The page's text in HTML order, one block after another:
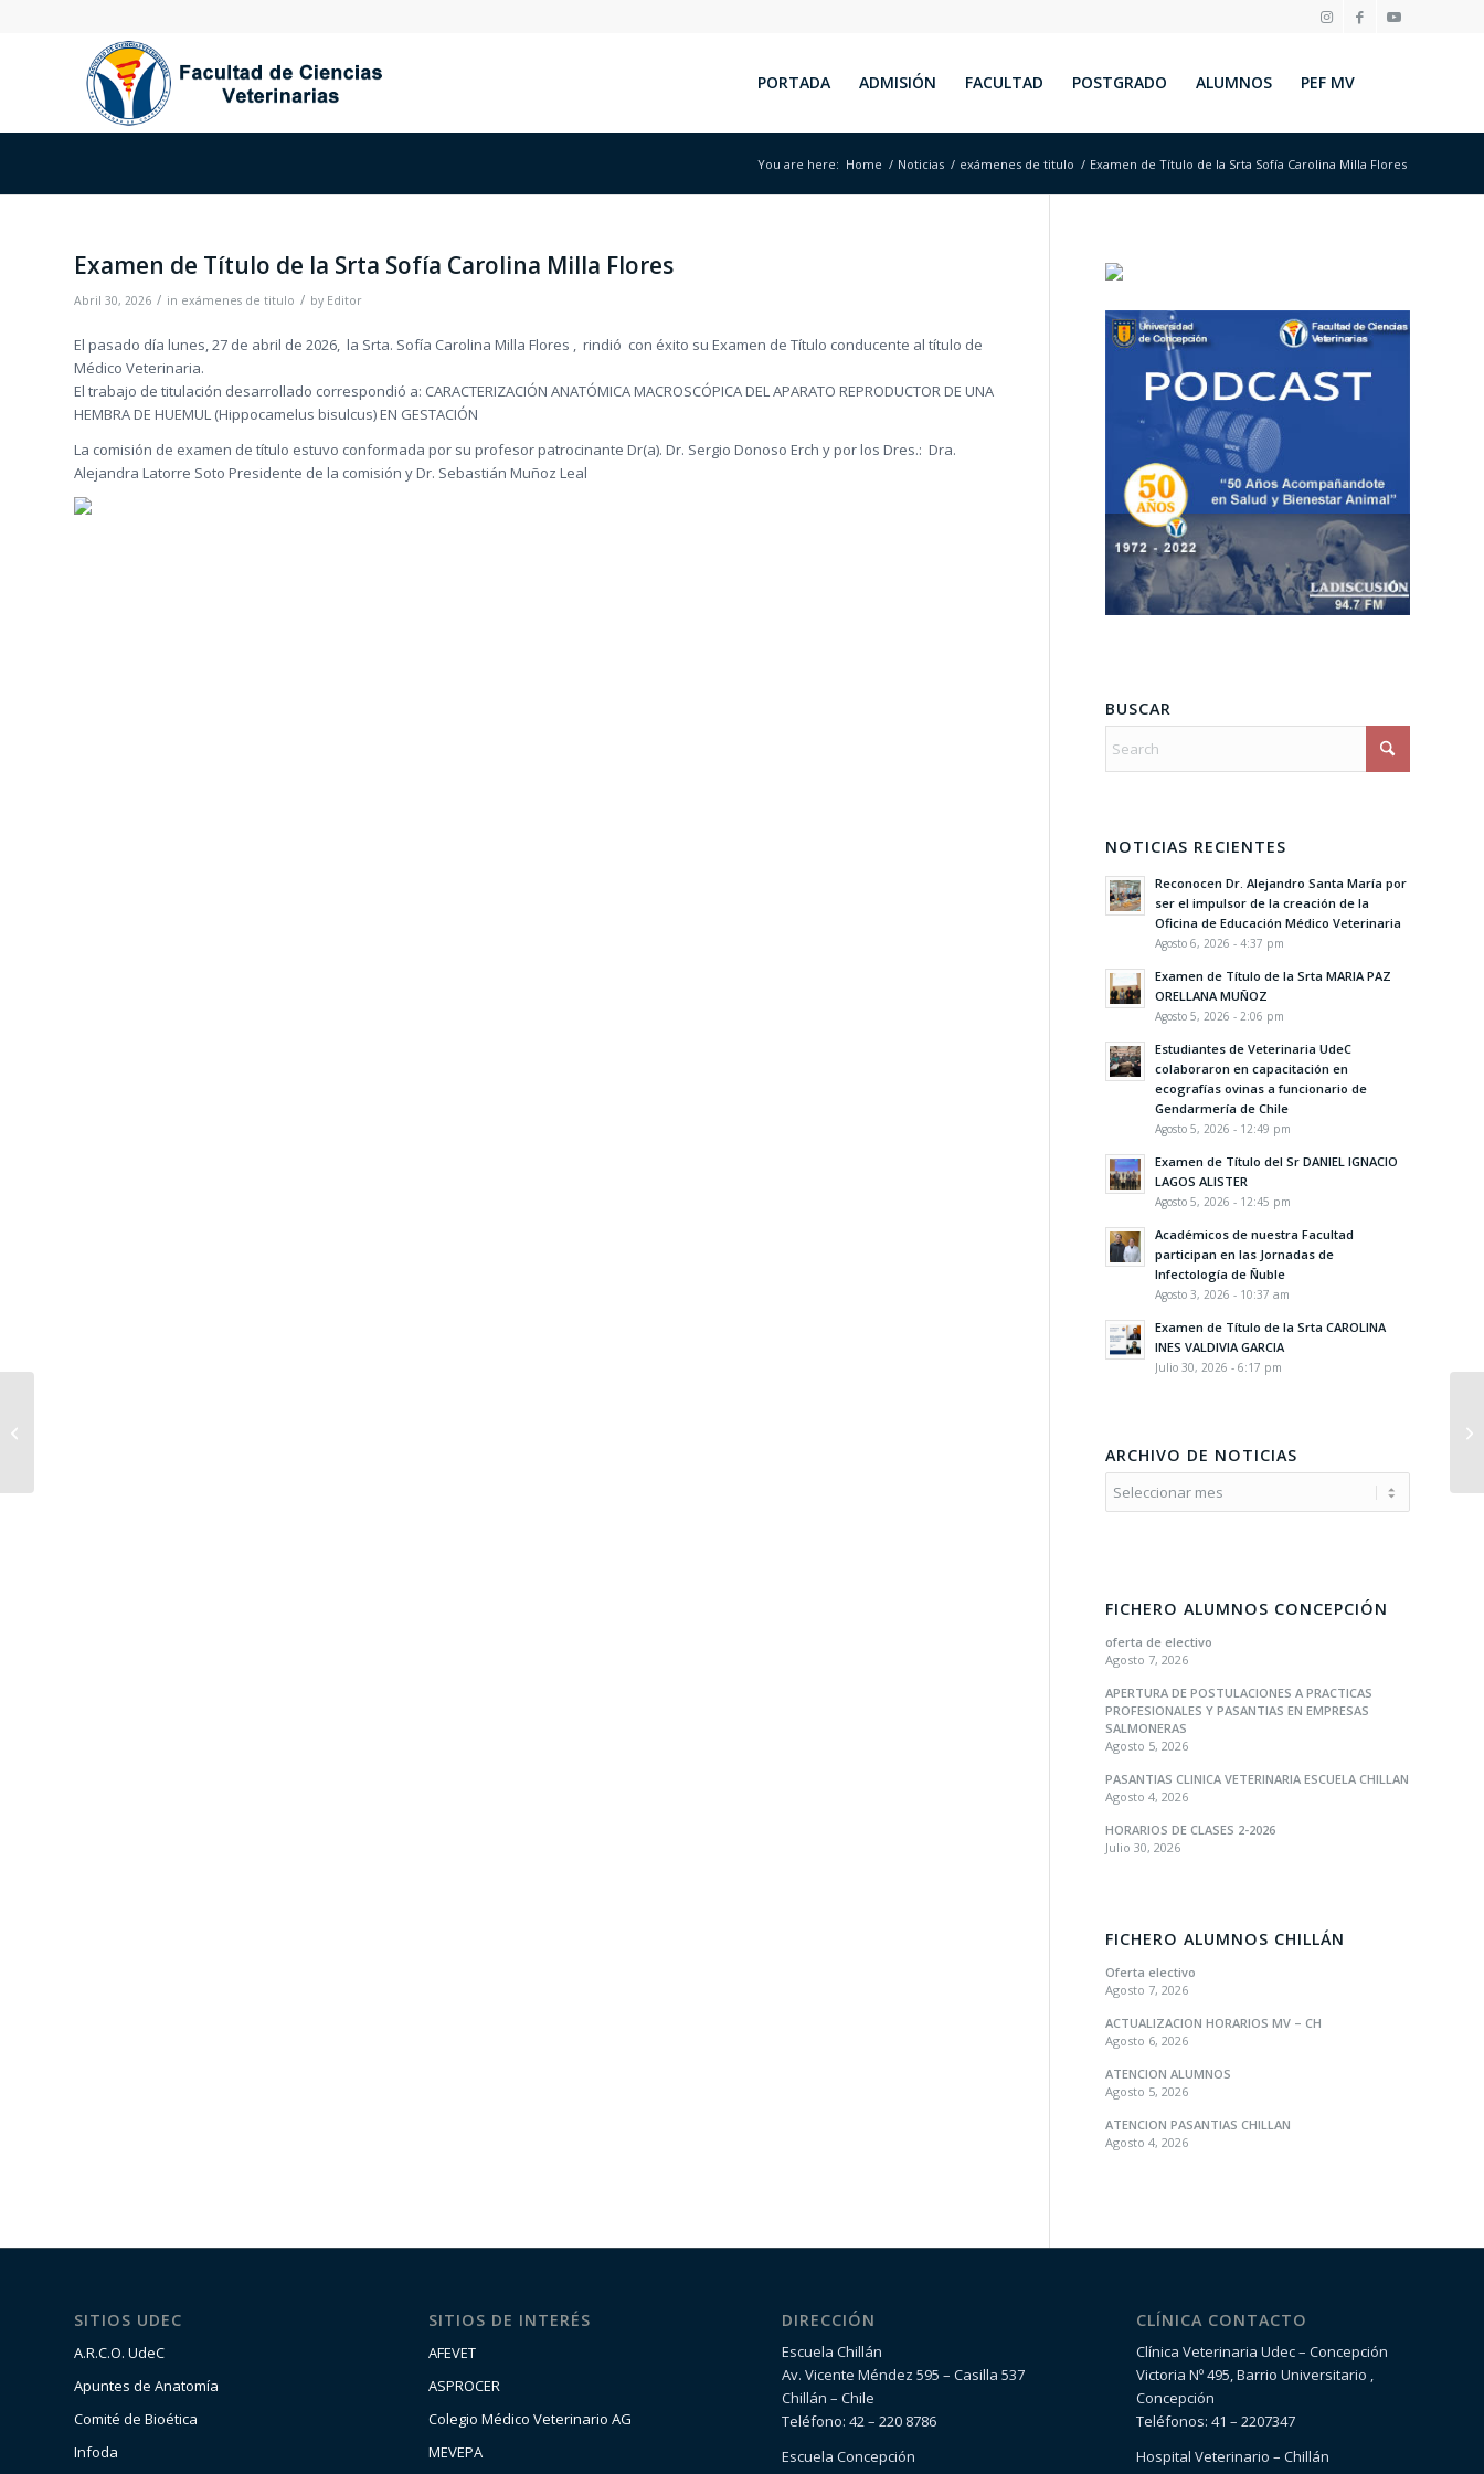
PORTADA ADMISIÓN FACULTAD POSTGRADO ALUMNOS PEF MV
You are here: Home / Noticias / exámenes de titulo / Examen de Título de la Srta Sofía Carolina Milla Flores
Examen de Título de la Srta Sofía Carolina Milla Flores
Abril 30, 2026 / in exámenes de titulo / by Editor
El pasado día lunes, 27 de abril de 2026, la Srta. Sofía Carolina Milla Flores , rindió con éxito su Examen de Título conducente al título de
Médico Veterinaria.
El trabajo de titulación desarrollado correspondió a: CARACTERIZACIÓN ANATÓMICA MACROSCÓPICA DEL APARATO REPRODUCTOR DE UNA
HEMBRA DE HUEMUL (Hippocamelus bisulcus) EN GESTACIÓN
La comisión de examen de título estuvo conformada por su profesor patrocinante Dr(a). Dr. Sergio Donoso Erch y por los Dres.: Dra.
Alejandra Latorre Soto Presidente de la comisión y Dr. Sebastián Muñoz Leal
BUSCAR
NOTICIAS RECIENTES
Reconocen Dr. Alejandro Santa María por
ser el impulsor de la creación de la
Oficina de Educación Médico Veterinaria
Agosto 6, 2026 - 4:37 pm
Examen de Título de la Srta MARIA PAZ
ORELLANA MUÑOZ
Agosto 5, 2026 - 2:06 pm
Estudiantes de Veterinaria UdeC
colaboraron en capacitación en
ecografías ovinas a funcionario de
Gendarmería de Chile
Agosto 5, 2026 - 12:49 pm
Examen de Título del Sr DANIEL IGNACIO
LAGOS ALISTER
Agosto 5, 2026 - 12:45 pm
Académicos de nuestra Facultad
participan en las Jornadas de
Infectología de Ñuble
Agosto 3, 2026 - 10:37 am
Examen de Título de la Srta CAROLINA
INES VALDIVIA GARCIA
Julio 30, 2026 - 6:17 pm
ARCHIVO DE NOTICIAS
FICHERO ALUMNOS CONCEPCIÓN
oferta de electivo
Agosto 7, 2026
APERTURA DE POSTULACIONES A PRACTICAS
PROFESIONALES Y PASANTIAS EN EMPRESAS
SALMONERAS
Agosto 5, 2026
PASANTIAS CLINICA VETERINARIA ESCUELA CHILLAN
Agosto 4, 2026
HORARIOS DE CLASES 2-2026
Julio 30, 2026
FICHERO ALUMNOS CHILLÁN
Oferta electivo
Agosto 7, 2026
ACTUALIZACION HORARIOS MV – CH
Agosto 6, 2026
ATENCION ALUMNOS
Agosto 5, 2026
ATENCION PASANTIAS CHILLAN
Agosto 4, 2026
SITIOS UDEC
A.R.C.O. UdeC
Apuntes de Anatomía
Comité de Bioética
Infoda
SITIOS DE INTERÉS
AFEVET
ASPROCER
Colegio Médico Veterinario AG
MEVEPA
DIRECCIÓN
Escuela Chillán
Av. Vicente Méndez 595 – Casilla 537
Chillán – Chile
Teléfono: 42 – 220 8786
Escuela Concepción
CLÍNICA CONTACTO
Clínica Veterinaria Udec – Concepción
Victoria Nº 495, Barrio Universitario ,
Concepción
Teléfonos: 41 – 2207347
Hospital Veterinario – Chillán